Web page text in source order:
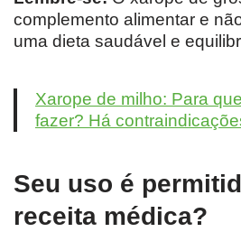
complemento alimentar e
uma dieta saudável e
Xarope de milho: Para
fazer? Há
Seu uso é
receita médica?